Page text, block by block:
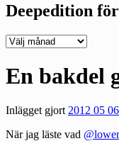
Deepedition
Deepedition
En bakdel
Inlägget gjort2012 05 06
När jag läste vad